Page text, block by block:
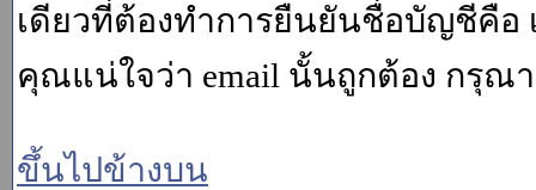
เดียวที่ต้องทำการยืนยันชื่อบัญชีคือ
คุณแน่ใจว่า email นั้นถูกต้อง กรุณ
ขึ้นไปข้างบน